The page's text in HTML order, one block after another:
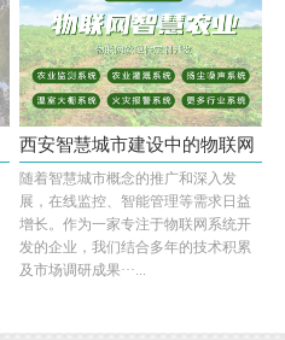
西安智慧城市建设中的物联网
水质检···
随着智慧城市概念的推广和深入发
展，在线监控、智能管理等需求日益
增长。作为一家专注于物联网系统开
发的企业，我们结合多年的技术积累
及市场调研成果···...